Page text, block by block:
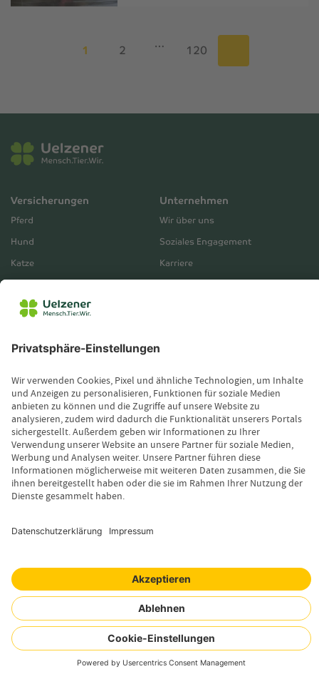
1 2 … 120
Versicherungen
Pferd
Hund
Katze
Betriebe
Unternehmen
Wir über uns
Soziales Engagement
Karriere
Service
Kontakt
Leistungsfall melden
Produktinformationen anfordern
Wissenswertes
Magazin
Newsletter-Anmeldung
Sitemap
Impressum
Cookie-Einstellungen
Mensch. Tier. Wir.